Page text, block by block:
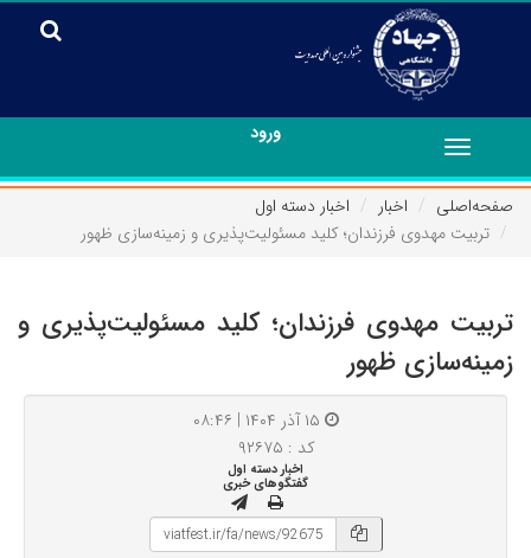
ورود
Toggle
navigation
صفحه‌اصلی
اخبار
اخبار دسته اول
تربیت مهدوی فرزندان؛ کلید مسئولیت‌پذیری و زمینه‌سازی ظهور
تربیت مهدوی فرزندان؛ کلید مسئولیت‌پذیری و
زمینه‌سازی ظهور
کد : ۹۲۶۷۵
اخبار دسته اول
گفتگوهای خبری